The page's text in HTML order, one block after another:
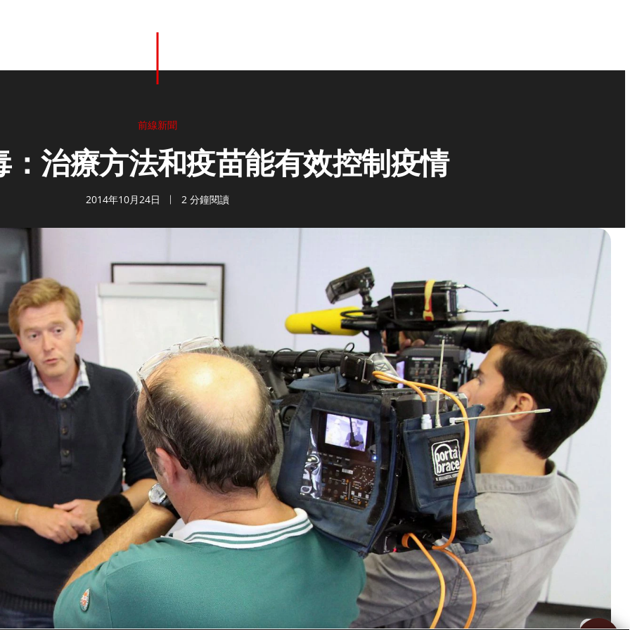
前線新聞
：治療方法和疫苗能有效控制疫情
2014年10月24日 2 分鐘閱讀